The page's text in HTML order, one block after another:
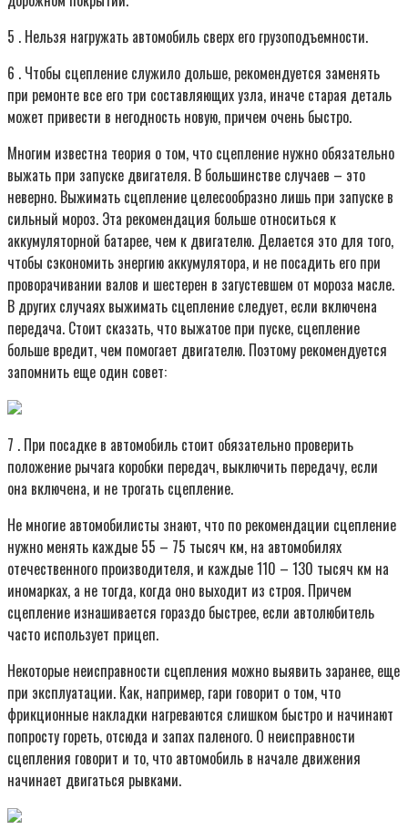
5 . Нельзя нагружать автомобиль сверх его грузоподъемности.
6 . Чтобы сцепление служило дольше, рекомендуется заменять
при ремонте все его три составляющих узла, иначе старая деталь
может привести в негодность новую, причем очень быстро.
Многим известна теория о том, что сцепление нужно обязательно
выжать при запуске двигателя. В большинстве случаев – это
неверно. Выжимать сцепление целесообразно лишь при запуске в
сильный мороз. Эта рекомендация больше относиться к
аккумуляторной батарее, чем к двигателю. Делается это для того,
чтобы сэкономить энергию аккумулятора, и не посадить его при
проворачивании валов и шестерен в загустевшем от мороза масле.
В других случаях выжимать сцепление следует, если включена
передача. Стоит сказать, что выжатое при пуске, сцепление
больше вредит, чем помогает двигателю. Поэтому рекомендуется
запомнить еще один совет:
7 . При посадке в автомобиль стоит обязательно проверить
положение рычага коробки передач, выключить передачу, если
она включена, и не трогать сцепление.
Не многие автомобилисты знают, что по рекомендации сцепление
нужно менять каждые 55 – 75 тысяч км, на автомобилях
отечественного производителя, и каждые 110 – 130 тысяч км на
иномарках, а не тогда, когда оно выходит из строя. Причем
сцепление изнашивается гораздо быстрее, если автолюбитель
часто использует прицеп.
Некоторые неисправности сцепления можно выявить заранее, еще
при эксплуатации. Как, например, гари говорит о том, что
фрикционные накладки нагреваются слишком быстро и начинают
попросту гореть, отсюда и запах паленого. О неисправности
сцепления говорит и то, что автомобиль в начале движения
начинает двигаться рывками.